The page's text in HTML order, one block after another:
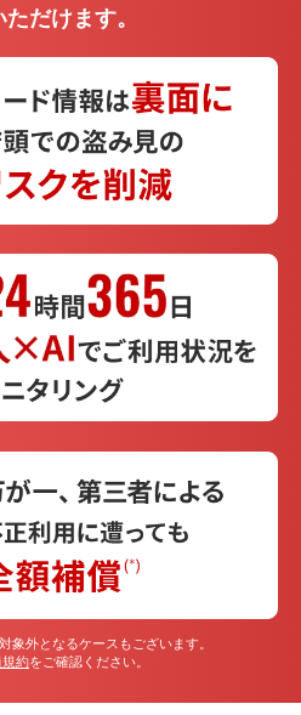
だけます。
象外となるケースもございます。
約をご確認ください。
リストアが開きます。